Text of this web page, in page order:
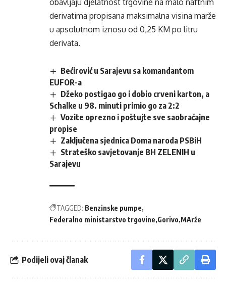
derivatima propisana maksimalna visina marže
u apsolutnom iznosu od 0,25 KM po litru
derivata.
Bećirović u Sarajevu sa komandantom
EUFOR-a
Džeko postigao go i dobio crveni karton, a
Schalke u 98. minuti primio go za 2:2
Vozite oprezno i poštujte sve saobraćajne
propise
Zaključena sjednica Doma naroda PSBiH
Strateško savjetovanje BH ZELENIH u
Sarajevu
TAGGED: Benzinske pumpe
Federalno ministarstvo trgovine Gorivo MArže
Podijeli ovaj članak